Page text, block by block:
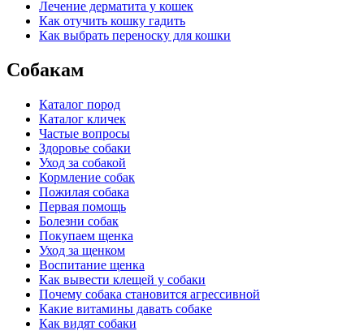
Лечение дерматита у кошек
Как отучить кошку гадить
Как выбрать переноску для кошки
Собакам
Каталог пород
Каталог кличек
Частые вопросы
Здоровье собаки
Уход за собакой
Кормление собак
Пожилая собака
Первая помощь
Болезни собак
Покупаем щенка
Уход за щенком
Воспитание щенка
Как вывести клещей у собаки
Почему собака становится агрессивной
Какие витамины давать собаке
Как видят собаки